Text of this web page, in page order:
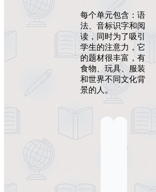
每个单元包含：语
法、音标识字和阅
读，同时为了吸引
学生的注意力，它
的题材很丰富，有
食物、玩具、服装
和世界不同文化背
景的人。